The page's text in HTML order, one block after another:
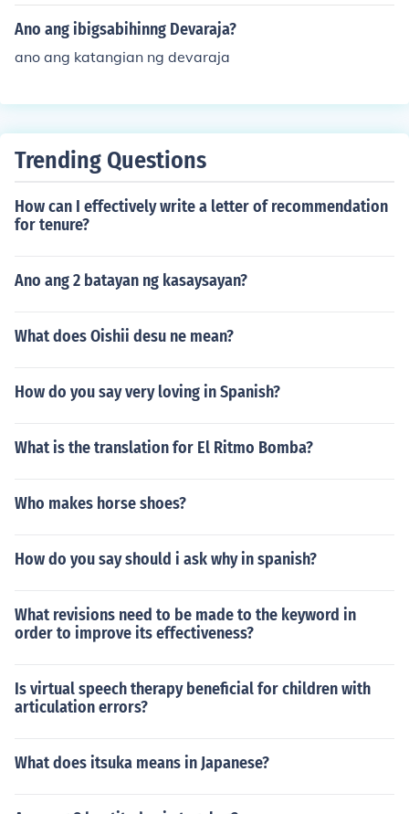
Ano ang ibigsabihinng Devaraja?
ano ang katangian ng devaraja
Trending Questions
How can I effectively write a letter of recommendation
for tenure?
Ano ang 2 batayan ng kasaysayan?
What does Oishii desu ne mean?
How do you say very loving in Spanish?
What is the translation for El Ritmo Bomba?
Who makes horse shoes?
How do you say should i ask why in spanish?
What revisions need to be made to the keyword in
order to improve its effectiveness?
Is virtual speech therapy beneficial for children with
articulation errors?
What does itsuka means in Japanese?